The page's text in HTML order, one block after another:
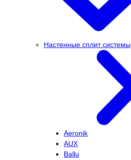
Настенные сплит системы
Aeronik
AUX
Ballu